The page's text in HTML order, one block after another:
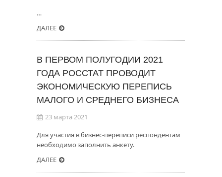
…
ДАЛЕЕ
В ПЕРВОМ ПОЛУГОДИИ 2021
ГОДА РОССТАТ ПРОВОДИТ
ЭКОНОМИЧЕСКУЮ ПЕРЕПИСЬ
МАЛОГО И СРЕДНЕГО БИЗНЕСА
23 марта 2021
Для участия в бизнес-переписи респондентам
необходимо заполнить анкету.
ДАЛЕЕ